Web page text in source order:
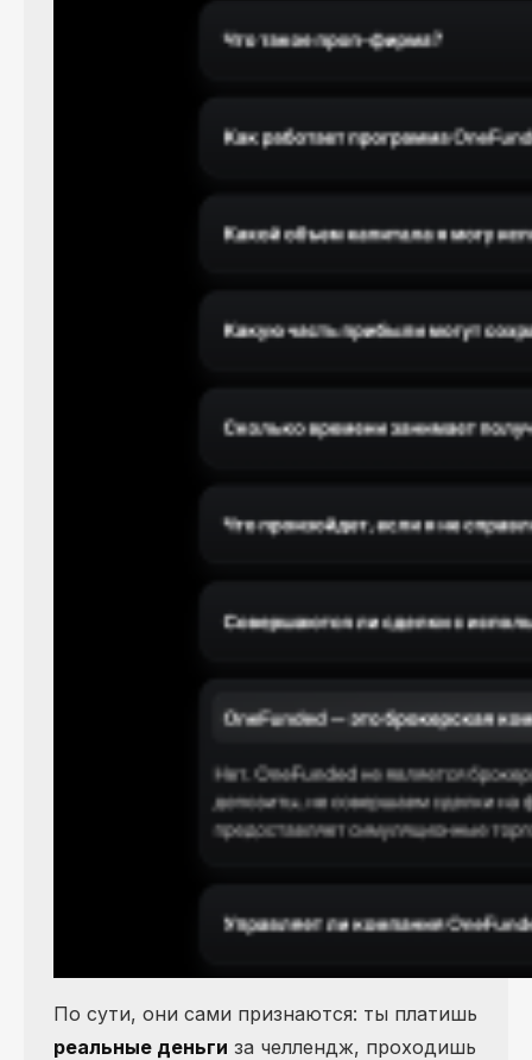
По сути, они сами признаются: ты платишь
реальные деньги за челлендж, проходишь